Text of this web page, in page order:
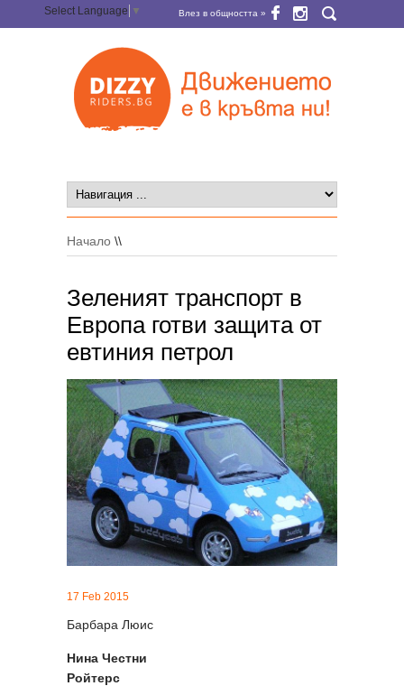
Select Language ▼ Влез в общността »
Начало \\
Зеленият транспорт в
Европа готви защита от
евтиния петрол
17 Feb 2015
Барбара Люис
Нина Честни
Ройтерс